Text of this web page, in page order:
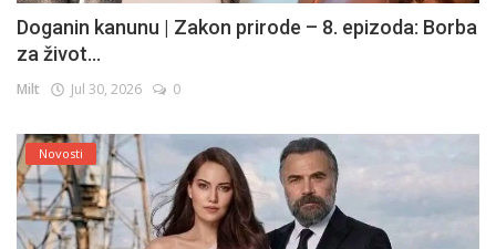
Doganin kanunu | Zakon prirode – 8. epizoda: Borba
za život...
Milt Jul 30, 2026 0
Novosti